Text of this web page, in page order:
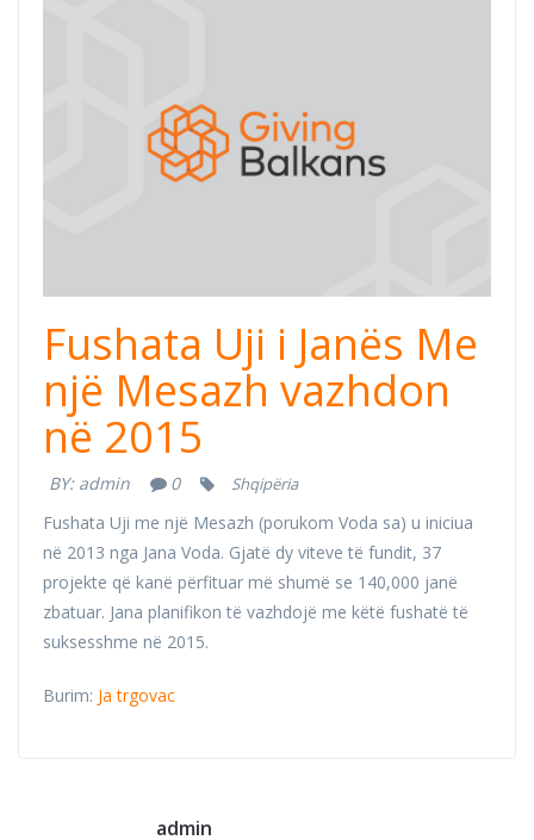
Fushata Uji i Janës Me
një Mesazh vazhdon
në 2015
BY: admin 0 Shqipëria
Fushata Uji me një Mesazh (porukom Voda sa) u iniciua
në 2013 nga Jana Voda. Gjatë dy viteve të fundit, 37
projekte që kanë përfituar më shumë se 140,000 janë
zbatuar. Jana planifikon të vazhdojë me këtë fushatë të
suksesshme në 2015.
Burim: Ja trgovac
admin